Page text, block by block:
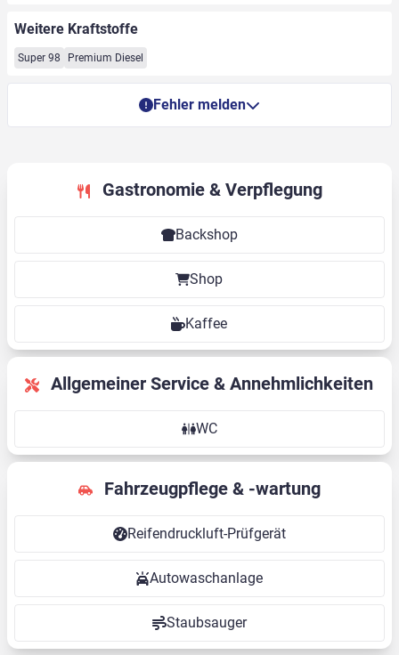
Weitere Kraftstoffe
Super 98 Premium Diesel
Fehler melden
Gastronomie & Verpflegung
Backshop
Shop
Kaffee
Allgemeiner Service & Annehmlichkeiten
WC
Fahrzeugpflege & -wartung
Reifendruckluft-Prüfgerät
Autowaschanlage
Staubsauger